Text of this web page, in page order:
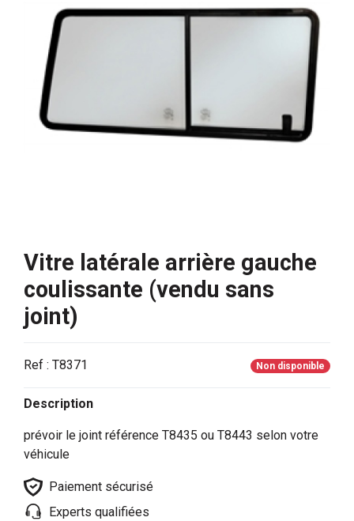
Vitre latérale arrière gauche
coulissante (vendu sans
joint)
Ref : T8371 Non disponible
Description
prévoir le joint référence T8435 ou T8443 selon votre
véhicule
Paiement sécurisé
Experts qualifiées